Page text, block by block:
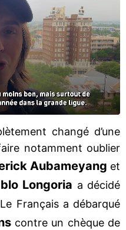
changé d’une
notamment oublier
Aubameyang et
Longoria a décidé
Français a débarqué
contre un chèque de